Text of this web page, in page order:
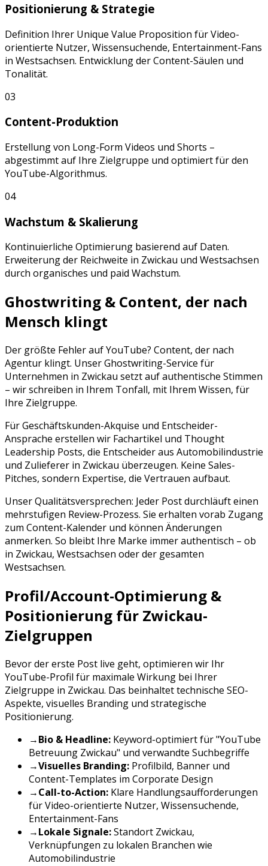
Positionierung & Strategie
Definition Ihrer Unique Value Proposition fürVideo-
orientierte Nutzer, Wissensuchende, Entertainment-Fans
in Westsachsen. Entwicklung der Content-Säulen und
Tonalität.
03
Content-Produktion
Erstellung von Long-Form Videos und Shorts –
abgestimmt auf Ihre Zielgruppe und optimiert für den
YouTube-Algorithmus.
04
Wachstum & Skalierung
Kontinuierliche Optimierung basierend auf Daten.
Erweiterung der Reichweite in Zwickau und Westsachsen
durch organisches und paid Wachstum.
Ghostwriting & Content, der nach
Mensch klingt
Der größte Fehler aufYouTube? Content, der nach
Agentur klingt. Unser Ghostwriting-Service für
Unternehmen in Zwickau setzt auf authentische Stimmen
– wir schreiben in Ihrem Tonfall, mit Ihrem Wissen, für
Ihre Zielgruppe.
Für Geschäftskunden-Akquise und Entscheider-
Ansprache erstellen wir Fachartikel und Thought
Leadership Posts, die Entscheider aus Automobilindustrie
und Zulieferer in Zwickau überzeugen. Keine Sales-
Pitches, sondern Expertise, die Vertrauen aufbaut.
Unser Qualitätsversprechen: Jeder Post durchläuft einen
mehrstufigen Review-Prozess. Sie erhalten vorab Zugang
zum Content-Kalender und können Änderungen
anmerken. So bleibt Ihre Marke immer authentisch – ob
in Zwickau, Westsachsen oder der gesamten
Westsachsen.
Profil/Account-Optimierung &
Positionierung für Zwickau-
Zielgruppen
Bevor der erste Post live geht, optimieren wir Ihr
YouTube-Profil für maximale Wirkung bei Ihrer
Zielgruppe in Zwickau. Das beinhaltet technische SEO-
Aspekte, visuelles Branding und strategische
Positionierung.
→Bio & Headline: Keyword-optimiert für "YouTube
Betreuung Zwickau" und verwandte Suchbegriffe
→Visuelles Branding: Profilbild, Banner und
Content-Templates im Corporate Design
→Call-to-Action: Klare Handlungsaufforderungen
fürVideo-orientierte Nutzer, Wissensuchende,
Entertainment-Fans
→Lokale Signale:Standort Zwickau,
Verknüpfungen zu lokalen Branchen wie
Automobilindustrie